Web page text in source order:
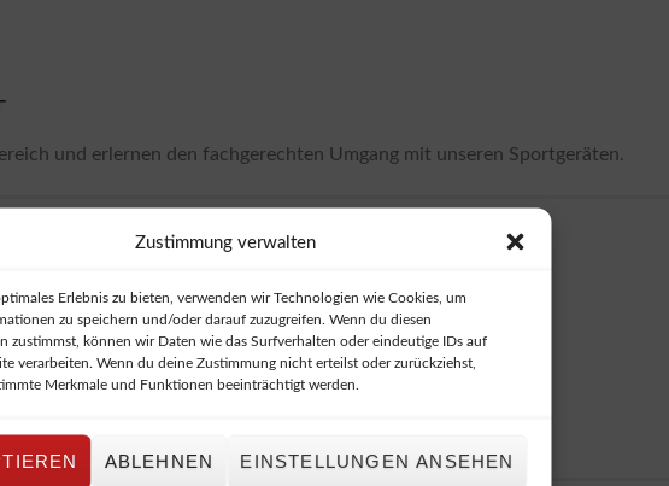
Zustimmung verwalten
Erlebnis zu bieten, verwenden wir Technologien wie Cookies, um
zu speichern und/oder darauf zuzugreifen. Wenn du diesen
zustimmst, können wir Daten wie das Surfverhalten oder eindeutige IDs auf
verarbeiten. Wenn du deine Zustimmung nicht erteilst oder zurückziehst,
Merkmale und Funktionen beeinträchtigt werden.
ABLEHNEN EINSTELLUNGEN ANSEHEN
und erlernen den fachgerechten Umgang mit unseren Sportgeräten.
AN SPORTMÖGLICHKEITEN
eigenen Schießständen betreiben: